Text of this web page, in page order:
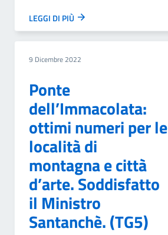
LEGGI DI PIÙ
9 Dicembre 2022
Ponte
dell’Immacolata:
ottimi numeri per le
località di
montagna e città
d’arte. Soddisfatto
il Ministro
Santanchè. (TG5)